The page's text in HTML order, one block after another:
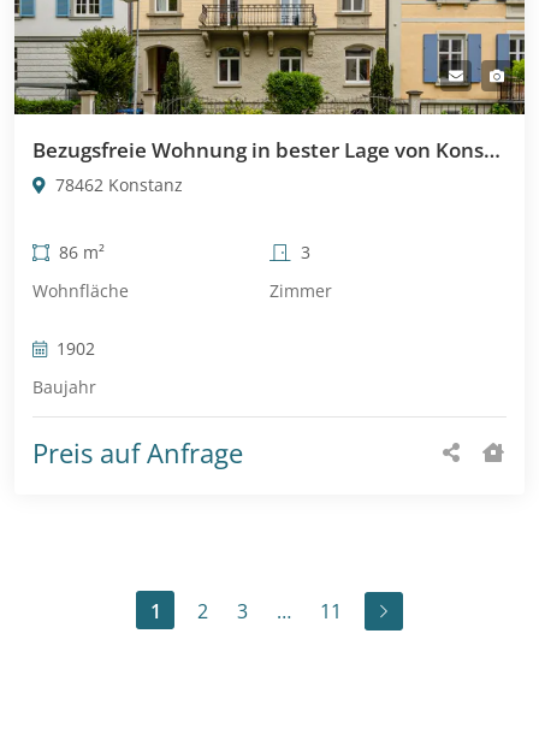
Bezugsfreie Wohnung in bester Lage von Konstanz-Paradies
78462 Konstanz
86 m²
Wohnfläche
3
Zimmer
1902
Baujahr
Preis auf Anfrage
1 2 3 … 11